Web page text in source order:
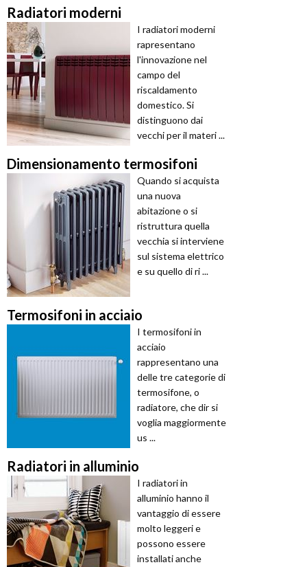
Radiatori moderni
I radiatori moderni
rapresentano
l'innovazione nel
campo del
riscaldamento
domestico. Si
distinguono dai
vecchi per il materi ...
Dimensionamento termosifoni
Quando si acquista
una nuova
abitazione o si
ristruttura quella
vecchia si interviene
sul sistema elettrico
e su quello di ri ...
Termosifoni in acciaio
I termosifoni in
acciaio
rappresentano una
delle tre categorie di
termosifone, o
radiatore, che dir si
voglia maggiormente
us ...
Radiatori in alluminio
I radiatori in
alluminio hanno il
vantaggio di essere
molto leggeri e
possono essere
installati anche